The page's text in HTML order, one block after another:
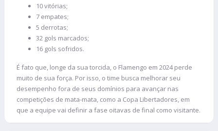
10 vitórias;
7 empates;
5 derrotas;
32 gols marcados;
16 gols sofridos.
É fato que, longe da sua torcida, o Flamengo em 2024 perde
muito de sua força. Por isso, o time busca melhorar seu
desempenho fora de seus domínios para avançar nas
competições de mata-mata, como a Copa Libertadores, em
que a equipe vai definir a fase oitavas de final como visitante.